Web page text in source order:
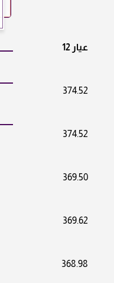
عيار 12
374.52
374.52
369.50
369.62
368.98